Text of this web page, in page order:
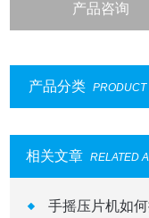
产品咨询
产品分类 PRODUCT
相关文章 RELATED
手摇压片机如